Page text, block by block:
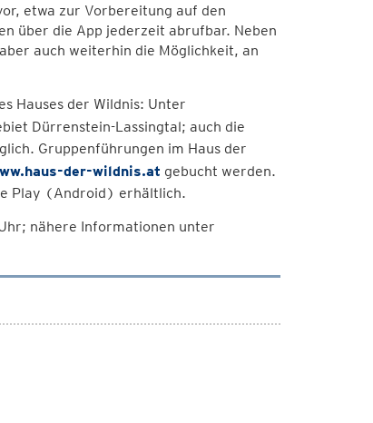
etwa zur Vorbereitung auf den
über die App jederzeit abrufbar. Neben
auch weiterhin die Möglichkeit, an
Hauses der Wildnis: Unter
Dürrenstein-Lassingtal; auch die
Gruppenführungen im Haus der
der-wildnis.at gebucht werden.
Play (Android) erhältlich.
nähere Informationen unter